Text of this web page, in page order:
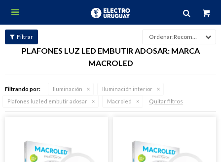

Recomendados
PLAFONES LUZ LED EMBUTIR ADOSAR: MARCA
MACROLED
Filtrando por: Iluminación
Iluminación interior
Plafones luz led embutir adosar
Macroled Quitar filtros